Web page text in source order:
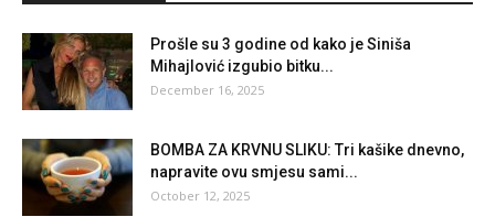
Prošle su 3 godine od kako je Siniša
Mihajlović izgubio bitku...
December 16, 2025
BOMBA ZA KRVNU SLIKU: Tri kašike dnevno,
napravite ovu smjesu sami...
October 12, 2025